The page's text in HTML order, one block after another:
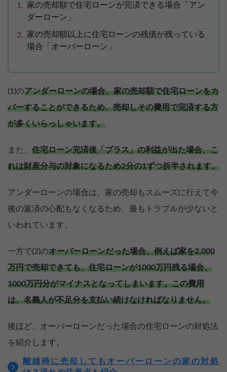
家の売却額で住宅ローンが完済できる場合「アン
ダーローン」
家の売却額以上に住宅ローンの残債が残っている
場合「オーバーローン」
(1)のアンダーローンの場合、家の売却額で住宅ローンをカ
バーすることができるため、売却しその費用で完済する方
が多くいらっしゃいます。
また、 住宅ローン完済後「プラス」の利益が出た場合、こ
れは財産分与の対象になるため2分の1ずつ折半されます。
アンダーローンの場合は、家の売却もスムーズに行えて今
後の返済の心配もなくなるため、最もトラブルが少ないと
いわれています。
一方で(2)のオーバーローンだった場合、例えば家を2,000
万円で売却できても、住宅ローンが1000万円残る場合、
1000万円分がマイナスとなってしまいます。この費用
は、名義人が不足分を支払い続けなければなりません。
後ほど、オーバーローンだった場合の住宅ローンの対処法
を紹介します。
離婚時に売却してもオーバーローンの家の対処